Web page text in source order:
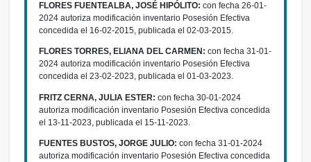
FLORES FUENTEALBA, JOSÉ HIPÓLITO: con fecha 26-01-
2024 autoriza modificación inventario Posesión Efectiva
concedida el 16-02-2015, publicada el 02-03-2015.
FLORES TORRES, ELIANA DEL CARMEN: con fecha 31-01-
2024 autoriza modificación inventario Posesión Efectiva
concedida el 23-02-2023, publicada el 01-03-2023.
FRITZ CERNA, JULIA ESTER: con fecha 30-01-2024
autoriza modificación inventario Posesión Efectiva concedida
el 13-11-2023, publicada el 15-11-2023.
FUENTES BUSTOS, JORGE JULIO: con fecha 31-01-2024
autoriza modificación inventario Posesión Efectiva concedida